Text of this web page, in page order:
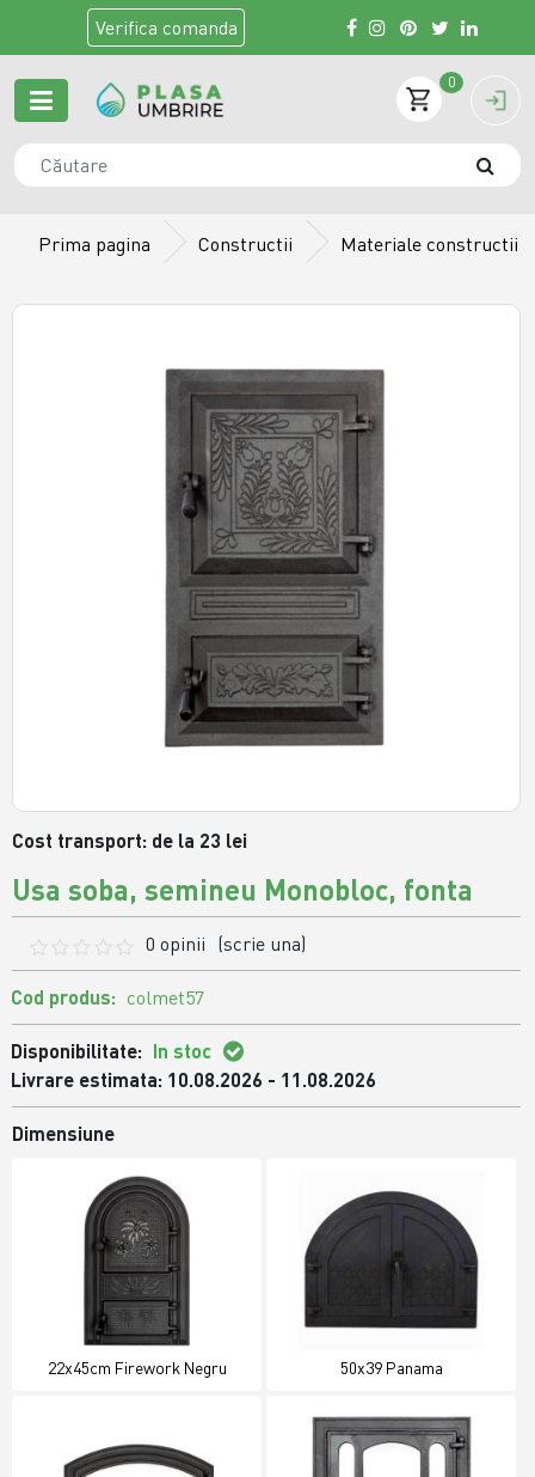
Verifica comanda
0
Prima pagina Constructii Materiale constructii
Cost transport: de la 23 lei
Usa soba, semineu Monobloc, fonta
0 opinii (scrie una)
Cod produs: colmet57
Disponibilitate: In stoc
Livrare estimata: 10.08.2026 - 11.08.2026
Dimensiune
22x45cm Firework Negru 50x39 Panama